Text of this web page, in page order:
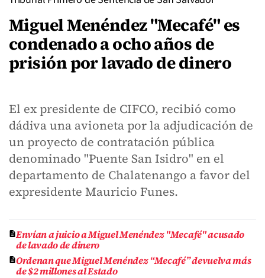
Miguel Menéndez "Mecafé" es
condenado a ocho años de
prisión por lavado de dinero
El ex presidente de CIFCO, recibió como
dádiva una avioneta por la adjudicación de
un proyecto de contratación pública
denominado "Puente San Isidro" en el
departamento de Chalatenango a favor del
expresidente Mauricio Funes.
Envían a juicio a Miguel Menéndez "Mecafé" acusado
de lavado de dinero
Ordenan que Miguel Menéndez “Mecafé” devuelva más
de $2 millones al Estado